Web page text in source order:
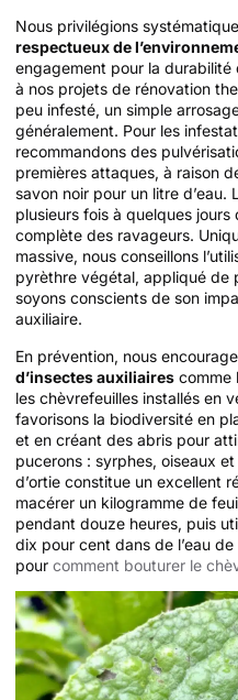
Nous privilégions
respectueux de
engagement pour la durabilité
à nos projets de rénovation
peu infesté, un simple
généralement. Pour les
recommandons des
premières attaques, à raison
savon noir pour un litre
plusieurs fois à quelques jours
complète des ravageurs.
massive, nous conseillons
pyrèthre végétal, appliqué de
soyons conscients de son
auxiliaire.
En prévention, nous
d’insectes auxiliaires comme
les chèvrefeuilles installés en
favorisons la biodiversité en
et en créant des abris pour
pucerons : syrphes, oiseaux
d’ortie constitue un excellent
macérer un kilogramme de
pendant douze heures, puis
dix pour cent dans de l’eau
pour comment bouturer le